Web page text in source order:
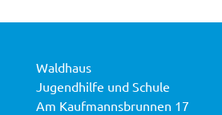
Waldhaus
Jugendhilfe und Schule
Am Kaufmannsbrunnen 17